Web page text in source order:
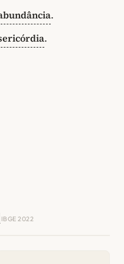
.
.
IBGE 2022